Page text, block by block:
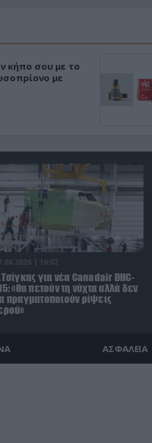
κήπο σου με το
με
| 16:02
για νέα Canadair DHC-
«Θα πετούν τη νύχτα αλλά δεν
πραγματοποιούν ρίψεις
ΑΣΦΑΛΕΙΑ